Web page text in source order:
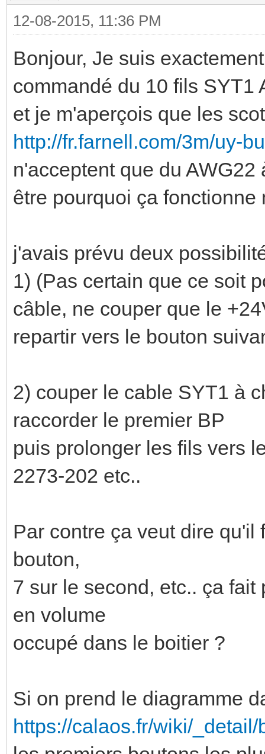
12-08-2015, 11:36 PM
Bonjour, Je suis
commandé du 10 fils SYT1
et je m'aperçois que les
http://fr.farnell.com/3m/uy-
n'acceptent que du
être pourquoi ça
j'avais prévu deux
1) (Pas certain que ce soit
câble, ne couper que le
repartir vers le bouton
2) couper le cable SYT1 à
raccorder le premier BP
puis prolonger les fils vers
2273-202 etc..
Par contre ça veut dire
bouton,
7 sur le second, etc.. ça
en volume
occupé dans le boitier ?
Si on prend le diagramme
https://calaos.fr/wiki/